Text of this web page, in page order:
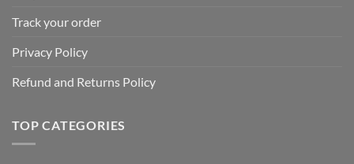
Track your order
Privacy Policy
Refund and Returns Policy
TOP CATEGORIES